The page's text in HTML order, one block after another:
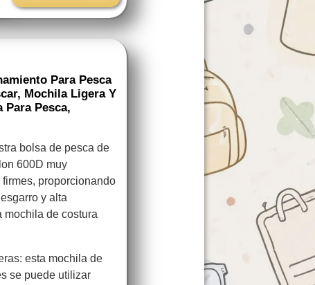
Para Pesca
Mochila Ligera Y
Para Pesca,
bolsa de pesca de
600D muy
proporcionando
y alta
mochila de costura
esta mochila de
se puede utilizar